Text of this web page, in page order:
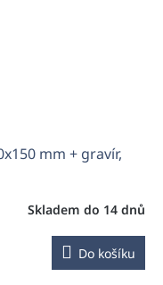
mm + gravír,
Skladem do 14 dnů
Do košíku